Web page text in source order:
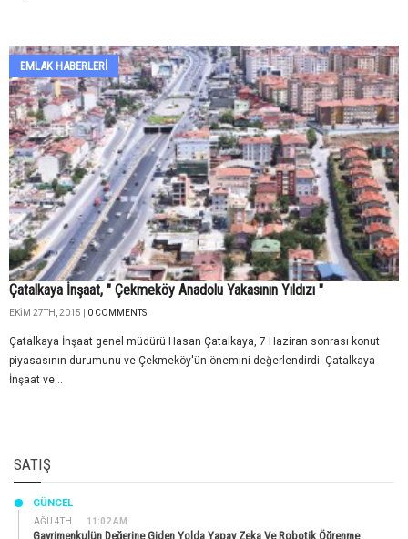
EMLAK HABERLERI
Çatalkaya İnşaat, " Çekmeköy Anadolu Yakasının Yıldızı "
EKIM 27TH, 2015 | 0 COMMENTS
Çatalkaya İnşaat genel müdürü Hasan Çatalkaya, 7 Haziran sonrası konut
piyasasının durumunu ve Çekmeköy'ün önemini değerlendirdi. Çatalkaya
İnşaat ve...
SATIŞ
AĞU 4TH 11:02 AM
GÜNCEL
Gayrimenkulün Değerine Giden Yolda Yapay Zeka Ve Robotik Öğrenme